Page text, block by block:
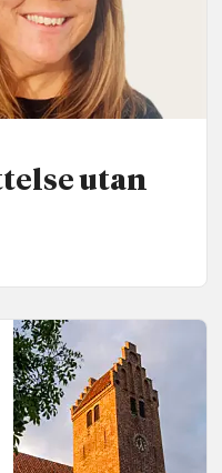
utan